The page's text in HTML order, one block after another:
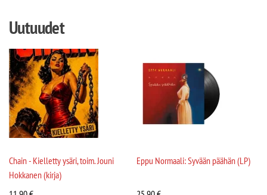
Uutuudet
Chain - Kielletty ysäri, toim. Jouni
Hokkanen (kirja)
Eppu Normaali: Syvään päähän (LP)